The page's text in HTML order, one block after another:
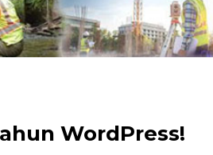
WordPress!